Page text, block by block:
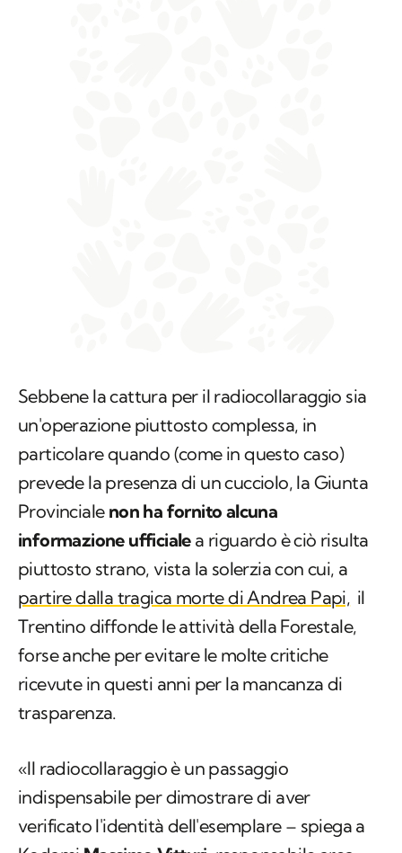
Sebbene la cattura per il radiocollaraggio sia
un'operazione piuttosto complessa, in
particolare quando (come in questo caso)
prevede la presenza di un cucciolo, la Giunta
Provinciale non ha fornito alcuna
informazione ufficialea riguardo è ciò risulta
piuttosto strano, vista la solerzia con cui, a
partire dalla tragica morte di Andrea Papi, il
Trentino diffonde le attività della Forestale,
forse anche per evitare le molte critiche
ricevute in questi anni per la mancanza di
trasparenza.
«Il radiocollaraggio è un passaggio
indispensabile per dimostrare di aver